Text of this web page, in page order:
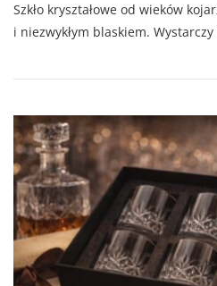
Szkło kryształowe od wieków
i niezwykłym blaskiem.